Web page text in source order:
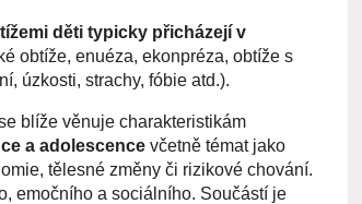
děti typicky přicházejí v
obtíže, enuéza, ekonpréza, obtíže s
úzkosti, strachy, fóbie atd.).
blíže věnuje charakteristikám
a adolescencevčetně témat jako
tělesné změny či rizikové chování.
emočního a sociálního. Součástí je